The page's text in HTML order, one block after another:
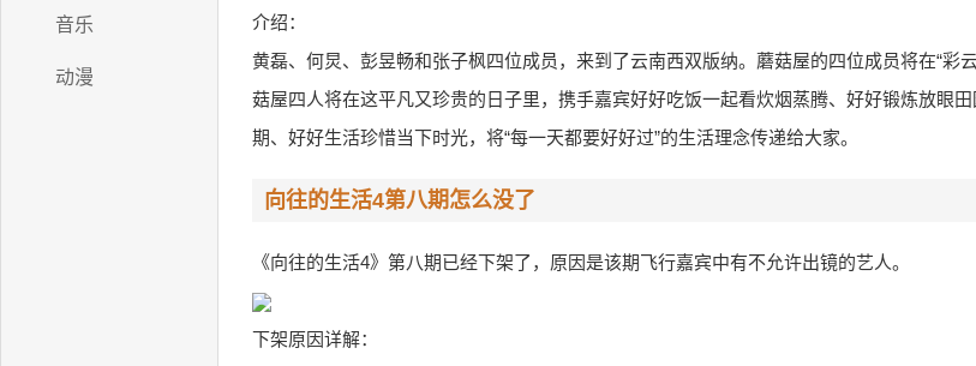
音乐
动漫
介绍：
黄磊、何炅、彭昱畅和张子枫四位成员，来到了云南西双版纳。蘑菇屋的四位成员将在“彩
菇屋四人将在这平凡又珍贵的日子里，携手嘉宾好好吃饭一起看炊烟蒸腾、好好锻炼放眼
期、好好生活珍惜当下时光，将“每一天都要好好过”的生活理念传递给大家。
向往的生活4第八期怎么没了
《向往的生活4》第八期已经下架了，原因是该期飞行嘉宾中有不允许出镜的艺人。
下架原因详解：